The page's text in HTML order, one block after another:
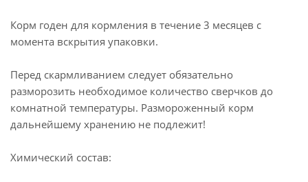
Корм годен для кормления в течение 3 месяцев с
момента вскрытия упаковки.
Перед скармливанием следует обязательно
разморозить необходимое количество сверчков до
комнатной температуры. Размороженный корм
дальнейшему хранению не подлежит!
Химический состав: